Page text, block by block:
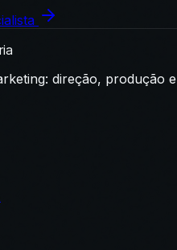
direção, produção